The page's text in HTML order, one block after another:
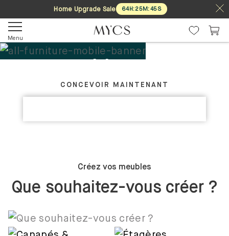
Home Upgrade Sale 64H:25M:44S
Menu
Tes meubles. Ton
design.CONCEVOIR MAINTENANT
Créez vos meubles
Que souhaitez-vous créer ?